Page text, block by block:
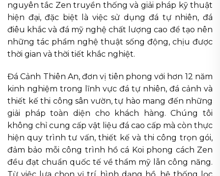
nguyên tắc Zen truyền thống và giải pháp kỹ thuật
hiện đại, đặc biệt là việc sử dụng đá tự nhiên, đá
điêu khắc và đá mỹ nghệ chất lượng cao để tạo nên
những tác phẩm nghệ thuật sống động, chịu được
thời gian và thời tiết khắc nghiệt.
Đá Cảnh Thiên An, đơn vị tiên phong với hơn 12 năm
kinh nghiệm trong lĩnh vực đá tự nhiên, đá cảnh và
thiết kế thi công sân vườn, tự hào mang đến những
giải pháp toàn diện cho khách hàng. Chúng tôi
không chỉ cung cấp vật liệu đá cao cấp mà còn thực
hiện quy trình tư vấn, thiết kế và thi công trọn gói,
đảm bảo mỗi công trình hồ cá Koi phong cách Zen
đều đạt chuẩn quốc tế về thẩm mỹ lẫn công năng.